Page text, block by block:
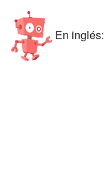
En inglés: